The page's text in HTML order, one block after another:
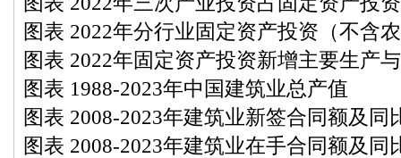
图表 2022年分行业固定资产投资（不含
图表 2022年固定资产投资新增主要生产
图表 1988-2023年中国建筑业总产值
图表 2008-2023年建筑业新签合同额及同
图表 2008-2023年建筑业在手合同额及同